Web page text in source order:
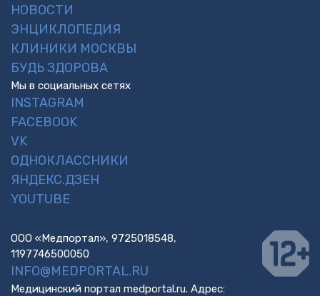
НОВОСТИ
ЭНЦИКЛОПЕДИЯ
КЛИНИКИ МОСКВЫ
БУДЬ ЗДОРОВА
Мы в социальных сетях
INSTAGRAM
FACEBOOK
VK
ОДНОКЛАССНИКИ
ЯНДЕКС.ДЗЕН
YOUTUBE
ООО «Медпортал», 9725018548,
1197746500050
INFO@MEDPORTAL.RU
Медицинский портал medportal.ru. Адрес: